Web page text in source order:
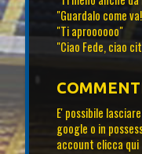
"Guardalo come
"Ti aproooooo"
"Ciao Fede, ciao
E' possibile
google o in
account clicca qui